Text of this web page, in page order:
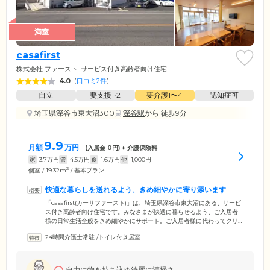
満室
casafirst
株式会社 ファースト サービス付き高齢者向け住宅
4.0 (口コミ2件)
自立 要支援1•2 要介護1〜4
認知症可
埼玉県深谷市東大沼300
深谷駅から 徒歩9分
月額 9.9 万円 (入居金 0円) + 介護保険料
家 3.7万円 管 4.5万円 食 1.6万円 他 1,000円
個室 / 19.32m2 / 基本プラン
快適な暮らしを送れるよう、きめ細やかに寄り添います
「casafirst(カーサファースト)」は、埼玉県深谷市東大沼にある、サービ
ス付き高齢者向け住宅です。みなさまが快適に暮らせるよう、ご入居者
様の日常生活全般をきめ細やかにサポート。ご入居者様に代わってクリ
スから、定期的な安否確認や緊急時のご対応まで幅広くお任せいただけ
じてお手伝いしています。暮らしのなかでのお困りごとは、何でもお気
24時間介護士常駐 /トイレ付き居室